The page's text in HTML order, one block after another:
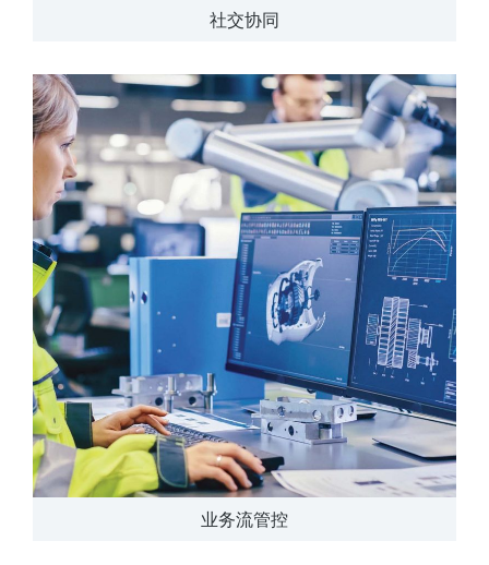
社交协同
业务流管控